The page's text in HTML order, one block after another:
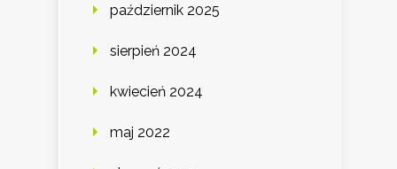
październik 2025
sierpień 2024
kwiecień 2024
maj 2022